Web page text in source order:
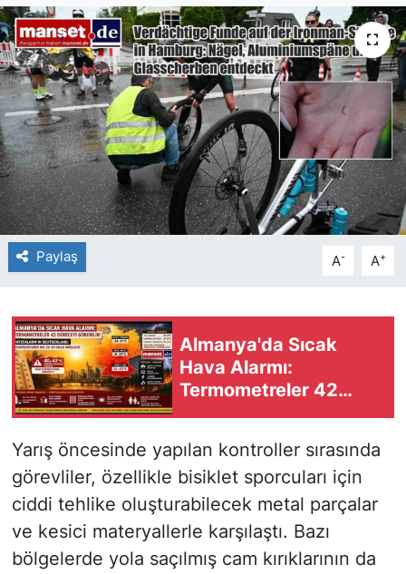
Paylaş A- A+
Almanya'da Sıcak
Hava Alarmı:
Termometreler 42
Dereceyi Görebilir
Yarış öncesinde yapılan kontroller sırasında
görevliler, özellikle bisiklet sporcuları için
ciddi tehlike oluşturabilecek metal parçalar
ve kesici materyallerle karşılaştı. Bazı
bölgelerde yola saçılmış cam kırıklarının da